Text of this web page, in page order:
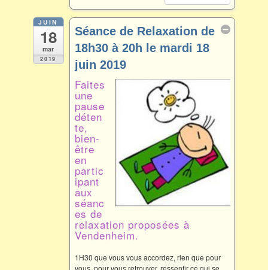
o
o
k
e
JUIN
18
mar
2019
Séance de Relaxation de
18h30 à 20h le mardi 18
juin 2019
Faites
une
pause
déten
te,
bien-
être
en
partic
ipant
aux
séanc
es de
relaxation proposées à
Vendenheim.
1H30 que vous vous accordez, rien que pour